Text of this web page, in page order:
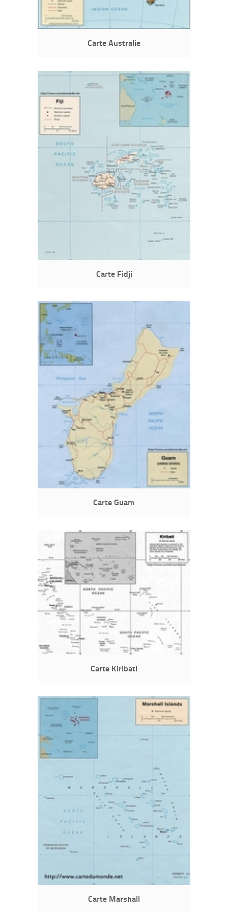
Carte Australie
Carte Fidji
Carte Guam
Carte Kiribati
Carte Marshall